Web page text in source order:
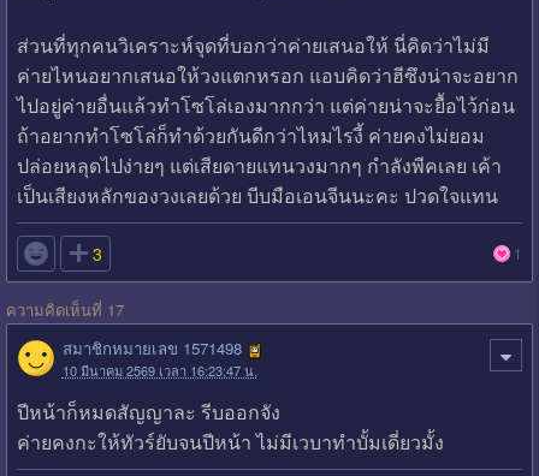
ส่วนที่ทุกคนวิเคราะห์จุดที่บอกว่าค่ายเสนอให้ นี่คิดว่าไม่มี
ค่ายไหนอยากเสนอให้วงแตกหรอก แอบคิดว่าฮีซึงน่าจะอยาก
ไปอยู่ค่ายอื่นแล้วทำโซโล่เองมากกว่า แต่ค่ายน่าจะยื้อไว้ก่อน
ถ้าอยากทำโซโล่ก็ทำด้วยกันดีกว่าไหมไรงี้ ค่ายคงไม่ยอม
ปล่อยหลุดไปง่ายๆ แต่เสียดายแทนวงมากๆ กำลังพีคเลย เค้า
เป็นเสียงหลักของวงเลยด้วย บีบมือเอนจีนนะคะ ปวดใจแทน
 3 1
ความคิดเห็นที่ 17
สมาชิกหมายเลข 1571498
10 มีนาคม 2569 เวลา 16:23:47 น.
ปีหน้าก็หมดสัญญาละ รีบออกจัง
ค่ายคงกะให้ทัวร์ยับจนปีหน้า ไม่มีเวบาทำบั้มเดี่ยวมั้ง